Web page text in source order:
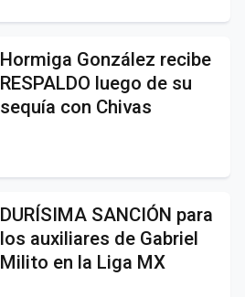
Hormiga González recibe
RESPALDO luego de su
sequía con Chivas
DURÍSIMA SANCIÓN para
los auxiliares de Gabriel
Milito en la Liga MX